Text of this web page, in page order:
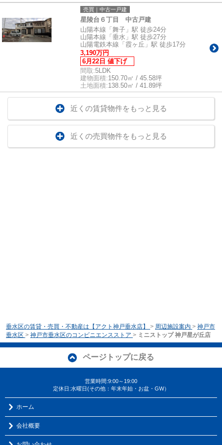
売買｜中古一戸建
星陵台６丁目 中古戸建
山陽本線「舞子」駅 徒歩24分
山陽本線「垂水」駅 徒歩27分
山陽電鉄本線「霞ヶ丘」駅 徒歩17分
3,190万円
6月22日 値下げ
間取:5LDK
建物面積:150.70㎡ / 45.58坪
土地面積:138.50㎡ / 41.89坪
近くの賃貸物件をもっと見る
近くの売買物件をもっと見る
垂水区の賃貸・売買・不動産は【アクト神戸垂水店】 > 周辺施設案内 > 神戸市
垂水区 > 神戸市垂水区のコンビニエンスストア > ミニストップ 神戸星が丘店
ページトップに戻る
営業時間:9:00～19:00
定休日:水曜日(その他：年末年始・お盆・GW）
ホーム
会社概要